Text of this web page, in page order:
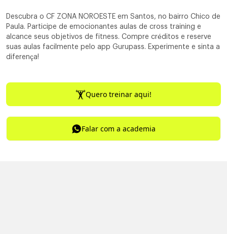
Descubra o CF ZONA NOROESTE em Santos, no bairro Chico de
Paula. Participe de emocionantes aulas de cross training e
alcance seus objetivos de fitness. Compre créditos e reserve
suas aulas facilmente pelo app Gurupass. Experimente e sinta a
diferença!
Quero treinar aqui!
Falar com a academia